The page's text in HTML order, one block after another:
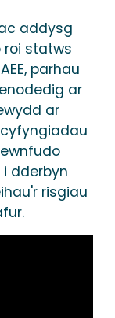
addysg
roi statws
parhau
ar
ar
dderbyn
risgiau